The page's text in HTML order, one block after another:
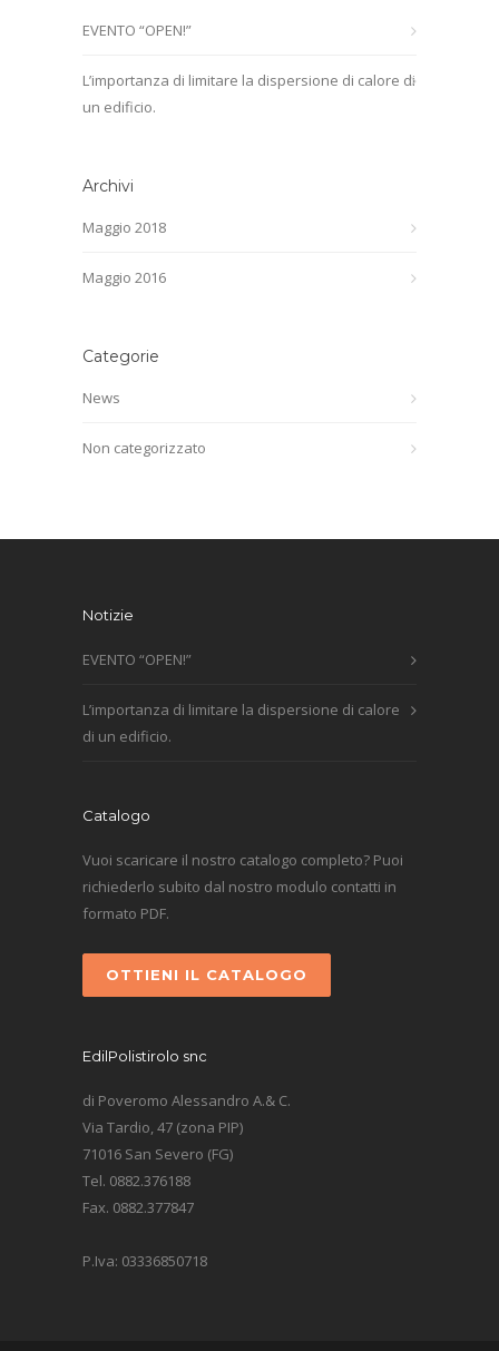
EVENTO “OPEN!”
L’importanza di limitare la dispersione di calore di
un edificio.
Archivi
Maggio 2018
Maggio 2016
Categorie
News
Non categorizzato
Notizie
EVENTO “OPEN!”
L’importanza di limitare la dispersione di calore
di un edificio.
Catalogo
Vuoi scaricare il nostro catalogo completo? Puoi
richiederlo subito dal nostro modulo contatti in
formato PDF.
OTTIENI IL CATALOGO
EdilPolistirolo snc
di Poveromo Alessandro A.& C.
Via Tardio, 47 (zona PIP)
71016 San Severo (FG)
Tel. 0882.376188
Fax. 0882.377847
P.Iva: 03336850718